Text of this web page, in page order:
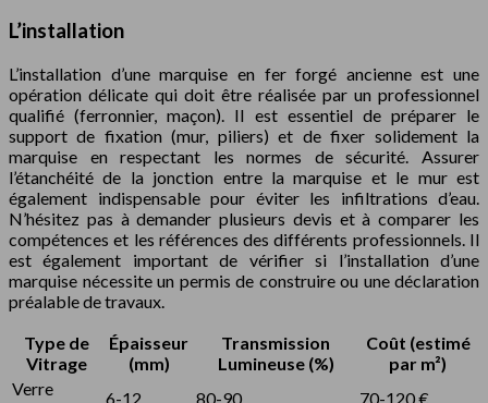
L’installation
L’installation d’une marquise en fer forgé ancienne est une
opération délicate qui doit être réalisée par un professionnel
qualifié (ferronnier, maçon). Il est essentiel de préparer le
support de fixation (mur, piliers) et de fixer solidement la
marquise en respectant les normes de sécurité. Assurer
l’étanchéité de la jonction entre la marquise et le mur est
également indispensable pour éviter les infiltrations d’eau.
N’hésitez pas à demander plusieurs devis et à comparer les
compétences et les références des différents professionnels. Il
est également important de vérifier si l’installation d’une
marquise nécessite un permis de construire ou une déclaration
préalable de travaux.
Type de
Vitrage
Épaisseur
(mm)
Transmission
Lumineuse (%)
Coût (estimé
par m²)
Verre
6-12 80-90
70-120 €